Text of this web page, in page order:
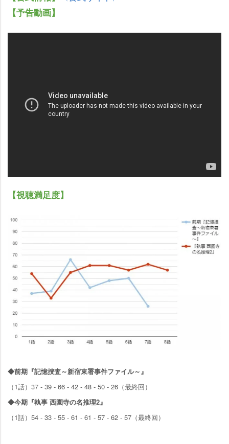
【予告動画】
【視聴満足度】
◆前期『記憶捜査～新宿東署事件ファイル～』
（1話）37 - 39 - 66 - 42 - 48 - 50 - 26（最終回）
◆今期『執事 西園寺の名推理2』
（1話）54 - 33 - 55 - 61 - 61 - 57 - 62 - 57（最終回）